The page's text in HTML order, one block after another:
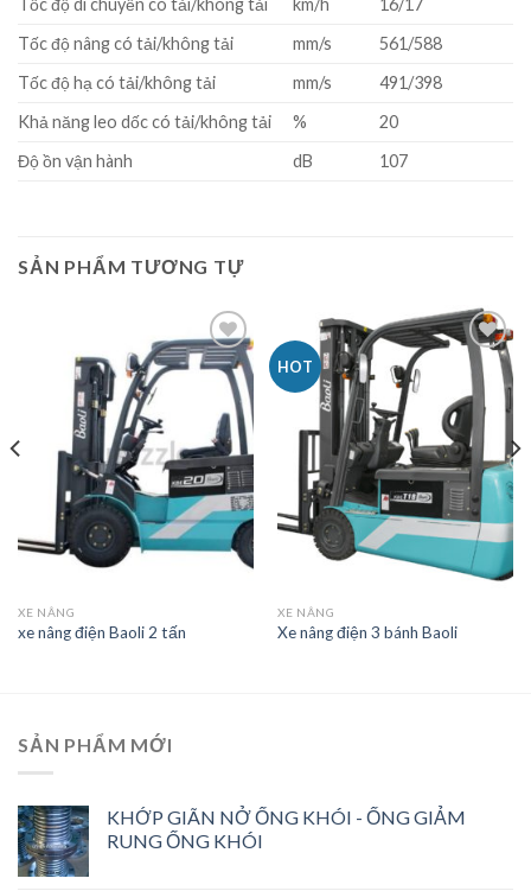
Tốc độ nâng có tải/không tải
mm/s
561/588
Tốc độ hạ có tải/không tải
mm/s
491/398
Khả năng leo dốc có tải/không tải
%
20
Độ ồn vận hành
dB 107
SẢN PHẨM TƯƠNG TỰ
Add to
Wishlist
XE NÂNG
xe nâng điện Baoli 2 tấn
HOT
Add to
Wishlist
XE NÂNG
Xe nâng điện 3 bánh Baoli
SẢN PHẨM MỚI
KHỚP GIÃN NỞ ỐNG KHÓI - ỐNG GIẢM
RUNG ỐNG KHÓI